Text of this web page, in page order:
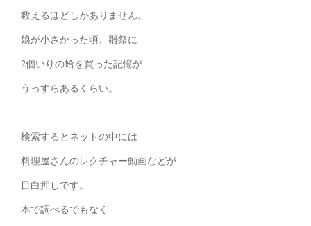
数えるほどしかありません。
娘が小さかった頃、雛祭に
2個いりの蛤を買った記憶が
うっすらあるくらい。
検索するとネットの中には
料理屋さんのレクチャー動画などが
目白押しです。
本で調べるでもなく